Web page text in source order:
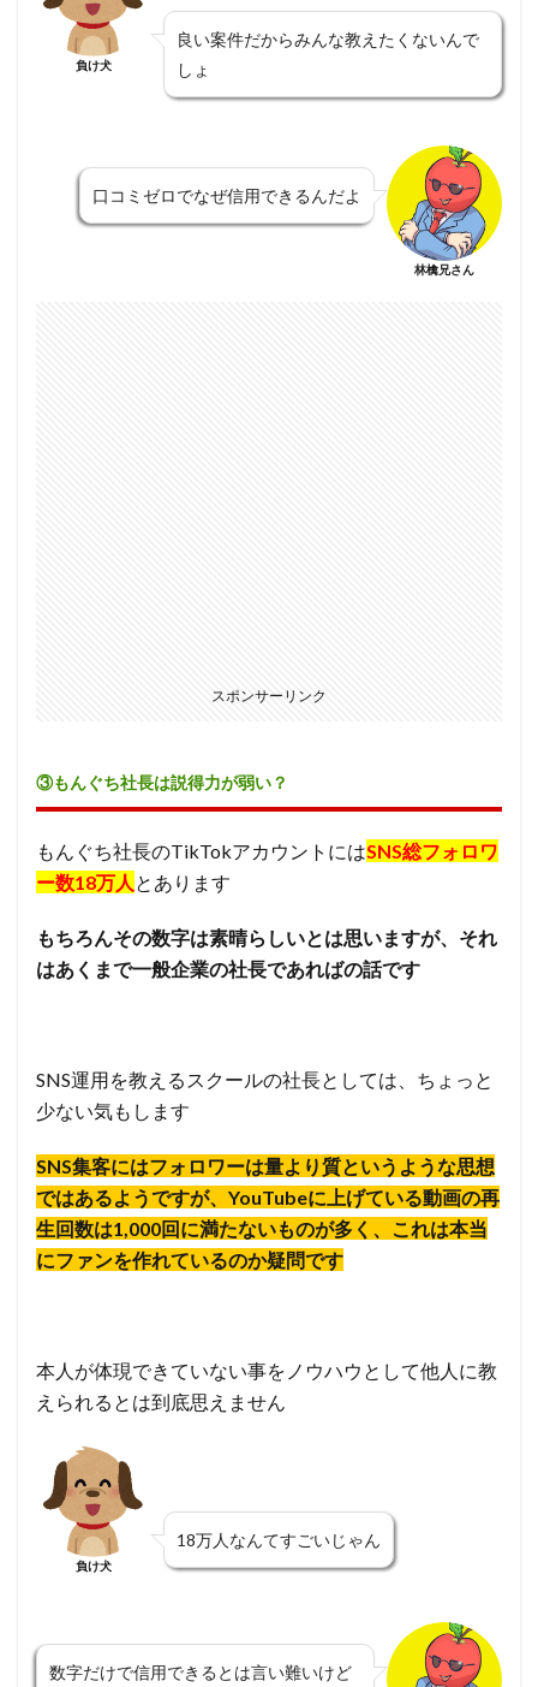
負け犬
良い案件だからみんな教えたくないんで
しょ
口コミゼロでなぜ信用できるんだよ
林檎兄さん
スポンサーリンク
③もんぐち社長は説得力が弱い？
もんぐち社長のTikTokアカウントにはSNS総フォロワ
ー数18万人 とあります
もちろんその数字は素晴らしいとは思いますが、それ
はあくまで一般企業の社長であればの話です
SNS運用を教えるスクールの社長としては、ちょっと
少ない気もします
SNS集客にはフォロワーは量より質というような思想
ではあるようですが、YouTubeに上げている動画の再
生回数は1,000回に満たないものが多く、これは本当
にファンを作れているのか疑問です
本人が体現できていない事をノウハウとして他人に教
えられるとは到底思えません
負け犬
18万人なんてすごいじゃん
数字だけで信用できるとは言い難いけど